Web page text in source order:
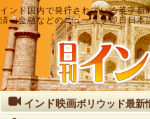
インド国内で発行されている英字
済・金融などのニュースを即日日本
インド映画ボリウッド最新